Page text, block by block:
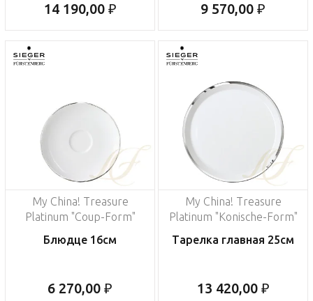
14 190,00 ₽ 9 570,00 ₽
My China! Treasure
Platinum "Coup-Form"
Блюдце 16см
6 270,00 ₽
My China! Treasure
Platinum "Konische-Form"
Тарелка главная 25см
13 420,00 ₽